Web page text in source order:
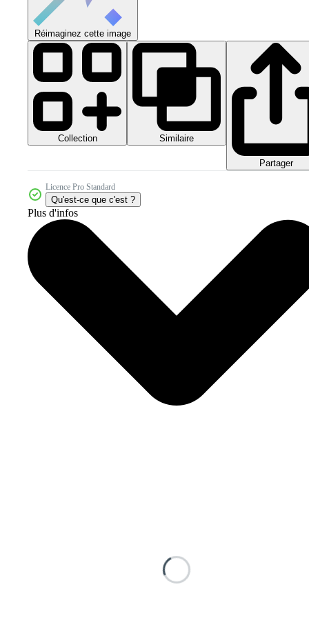
Réimaginez cette image
Collection Similaire
Partager
Licence Pro Standard
Qu'est-ce que c'est ?
Plus d'infos